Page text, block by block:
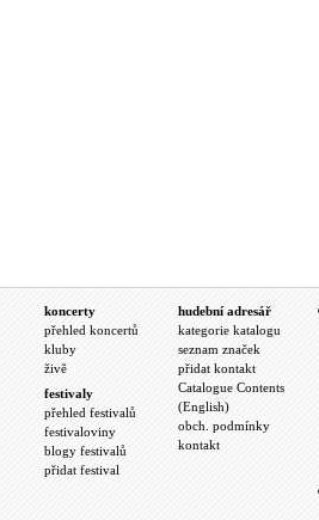
koncerty
přehled koncertů
kluby
živě
festivaly
přehled festivalů
festivaloviny
blogy festivalů
přidat festival
hudební adresář
kategorie katalogu
seznam značek
přidat kontakt
Catalogue Contents
(English)
obch. podmínky
kontakt